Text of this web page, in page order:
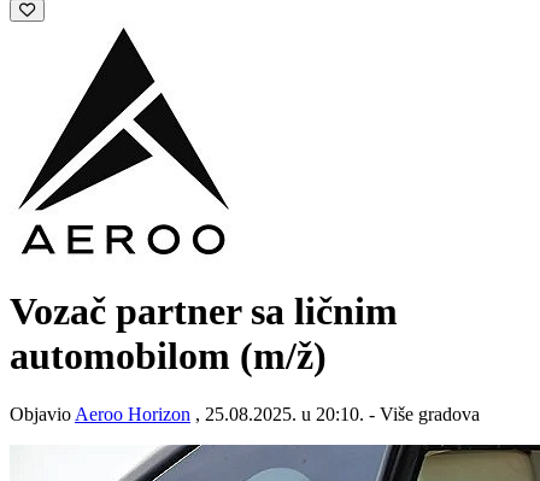
Vozač partner sa ličnim
automobilom (m/ž)
Objavio Aeroo Horizon , 25.08.2025. u 20:10. - Više gradova